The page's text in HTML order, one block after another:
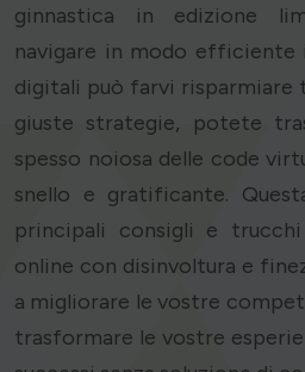
ginnastica in edizione
navigare in modo efficiente
digitali può farvi risparmiare
giuste strategie, potete
spesso noiosa delle code
snello e gratificante.
principali consigli e
online con disinvoltura e
a migliorare le vostre
trasformare le vostre